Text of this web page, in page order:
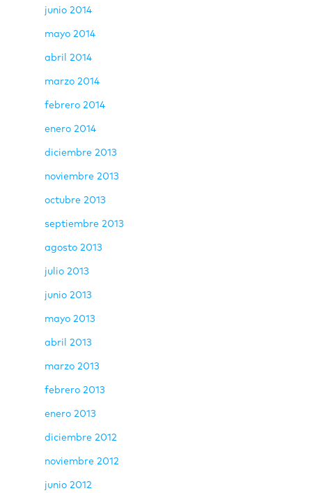
junio 2014
mayo 2014
abril 2014
marzo 2014
febrero 2014
enero 2014
diciembre 2013
noviembre 2013
octubre 2013
septiembre 2013
agosto 2013
julio 2013
junio 2013
mayo 2013
abril 2013
marzo 2013
febrero 2013
enero 2013
diciembre 2012
noviembre 2012
junio 2012